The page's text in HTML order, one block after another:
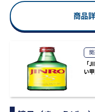
商品
関
「
い